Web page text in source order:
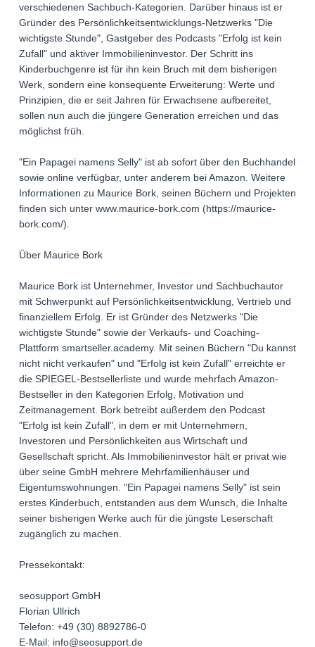
verschiedenen Sachbuch-Kategorien. Darüber hinaus ist er
Gründer des Persönlichkeitsentwicklungs-Netzwerks "Die
wichtigste Stunde", Gastgeber des Podcasts "Erfolg ist kein
Zufall" und aktiver Immobilieninvestor. Der Schritt ins
Kinderbuchgenre ist für ihn kein Bruch mit dem bisherigen
Werk, sondern eine konsequente Erweiterung: Werte und
Prinzipien, die er seit Jahren für Erwachsene aufbereitet,
sollen nun auch die jüngere Generation erreichen und das
möglichst früh.
"Ein Papagei namens Selly" ist ab sofort über den Buchhandel
sowie online verfügbar, unter anderem bei Amazon. Weitere
Informationen zu Maurice Bork, seinen Büchern und Projekten
finden sich unter www.maurice-bork.com (https://maurice-
bork.com/).
Über Maurice Bork
Maurice Bork ist Unternehmer, Investor und Sachbuchautor
mit Schwerpunkt auf Persönlichkeitsentwicklung, Vertrieb und
finanziellem Erfolg. Er ist Gründer des Netzwerks "Die
wichtigste Stunde" sowie der Verkaufs- und Coaching-
Plattform smartseller.academy. Mit seinen Büchern "Du kannst
nicht nicht verkaufen" und "Erfolg ist kein Zufall" erreichte er
die SPIEGEL-Bestsellerliste und wurde mehrfach Amazon-
Bestseller in den Kategorien Erfolg, Motivation und
Zeitmanagement. Bork betreibt außerdem den Podcast
"Erfolg ist kein Zufall", in dem er mit Unternehmern,
Investoren und Persönlichkeiten aus Wirtschaft und
Gesellschaft spricht. Als Immobilieninvestor hält er privat wie
über seine GmbH mehrere Mehrfamilienhäuser und
Eigentumswohnungen. "Ein Papagei namens Selly" ist sein
erstes Kinderbuch, entstanden aus dem Wunsch, die Inhalte
seiner bisherigen Werke auch für die jüngste Leserschaft
zugänglich zu machen.
Pressekontakt:
seosupport GmbH
Florian Ullrich
Telefon: +49 (30) 8892786-0
E-Mail: info@seosupport.de